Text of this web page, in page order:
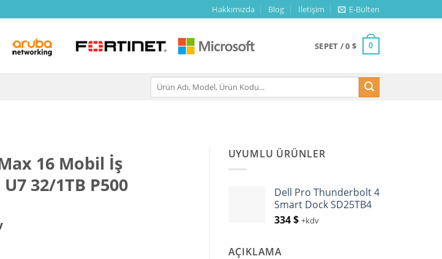
Hakkımızda Blog İletişim E-Bülten
SEPET /0 $ 0
Ara:
16 Mobil İş
32/1TB P500
İş İstasyonu U7 32/1TB P500 adet
UYUMLU ÜRÜNLER
Dell Pro Thunderbolt 4
Smart Dock SD25TB4
334$ +kdv
AÇIKLAMA